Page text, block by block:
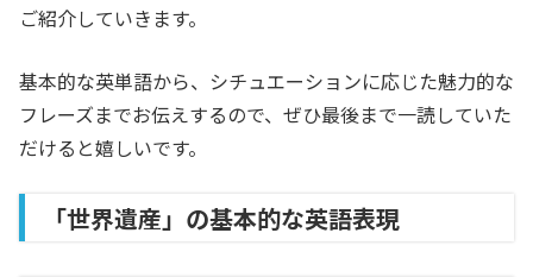
ご紹介していきます。
基本的な英単語から、シチュエーションに応じた魅力的な
フレーズまでお伝えするので、ぜひ最後まで一読していた
だけると嬉しいです。
「世界遺産」の基本的な英語表現